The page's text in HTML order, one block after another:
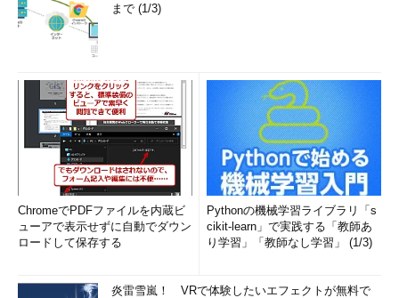
まで (1/3)
ChromeでPDFファイルを内蔵ビ
ューアで表示せずに自動でダウン
ロードして保存する
Pythonの機械学習ライブラリ「s
cikit-learn」で実践する「教師あ
り学習」「教師なし学習」 (1/3)
炎雷雪嵐！ VRで体験したいエフェクトが無料で